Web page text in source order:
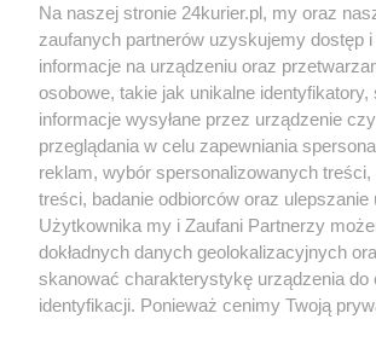
Wymiany płytek w dawnej alei
nieskończoność?
POGODA
20℃
Zobacz prognozę na 3 dni
Na naszej stronie 24kurier.pl, my oraz
zaufanych partnerów uzyskujemy dostęp
informacje na urządzeniu oraz
osobowe, takie jak unikalne identyfikatory,
informacje wysyłane przez urządzenie
przeglądania w celu zapewniania
reklam, wybór spersonalizowanych
treści, badanie odbiorców oraz ulepszanie
Użytkownika my i Zaufani Partnerzy
dokładnych danych geolokalizacyjnych
skanować charakterystykę urządzenia do
identyfikacji. Ponieważ cenimy Twoją